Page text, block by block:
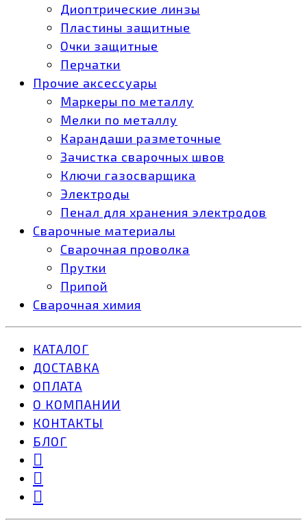
Диоптрические линзы
Пластины защитные
Очки защитные
Перчатки
Прочие аксессуары
Маркеры по металлу
Мелки по металлу
Карандаши разметочные
Зачистка сварочных швов
Ключи газосварщика
Электроды
Пенал для хранения электродов
Сварочные материалы
Сварочная проволка
Прутки
Припой
Сварочная химия
КАТАЛОГ
ДОСТАВКА
ОПЛАТА
О КОМПАНИИ
КОНТАКТЫ
БЛОГ